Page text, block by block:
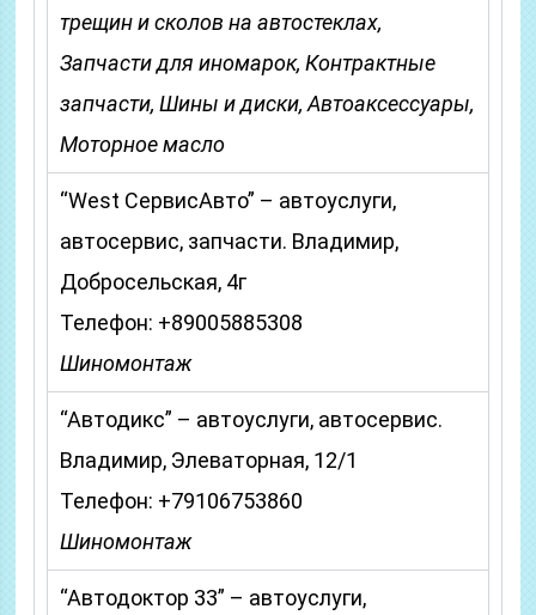
трещин и сколов на автостеклах,
Запчасти для иномарок, Контрактные
запчасти, Шины и диски, Автоаксессуары,
Моторное масло
“West СервисАвто” – автоуслуги,
автосервис, запчасти. Владимир,
Добросельская, 4г
Телефон: +89005885308
Шиномонтаж
“Автодикс” – автоуслуги, автосервис.
Владимир, Элеваторная, 12/1
Телефон: +79106753860
Шиномонтаж
“Автодоктор 33” – автоуслуги,